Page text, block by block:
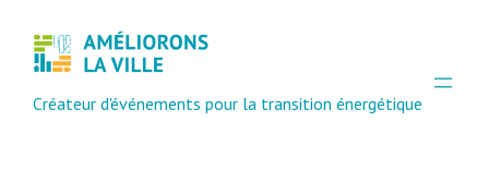
Créateur d'événements pour la transition énergétique